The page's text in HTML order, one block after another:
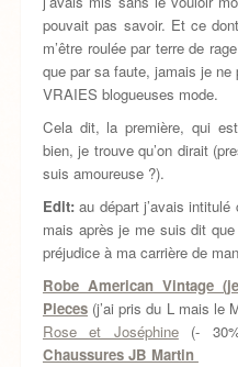
pouvait pas savoir. Et ce
m’être roulée par terre de
que par sa faute, jamais je
VRAIES blogueuses mode.
Cela dit, la première, qui
bien, je trouve qu’on dirait
suis amoureuse ?).
Edit:au départ j’avais
mais après je me suis dit
préjudice à ma carrière de
Robe American Vintage
Pieces (j’ai pris du L mais le
Rose et Joséphine(- 30%
Chaussures JB Martin